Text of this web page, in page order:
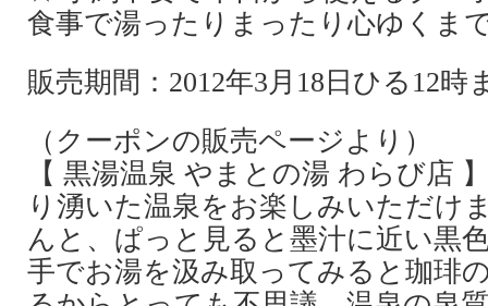
食事で湯ったりまったり心ゆくま
販売期間：2012年3月18日ひる12時
（クーポンの販売ページより）
【 黒湯温泉 やまとの湯 わらび店
り湧いた温泉をお楽しみいただけ
んと、ぱっと見ると墨汁に近い黒
手でお湯を汲み取ってみると珈琲